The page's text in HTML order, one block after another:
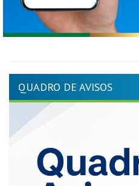
QUADRO DE AVISOS